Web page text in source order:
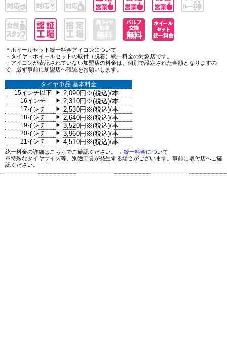
＊ホイールセット統一料金アイコンについて
・タイヤ・ホイールセットの取付（脱着）統一料金の対象店です。
・アイコンが表記されていない加盟店の料金は、個別で設定された金額となりますの
で、必ず事前に加盟店へ確認をお願いします。
タイヤ単品 基本料金
15インチ以下
▶ 2,090円※(税込)/本
16インチ ▶ 2,310円※(税込)/本
17インチ ▶ 2,530円※(税込)/本
18インチ ▶ 2,640円※(税込)/本
19インチ ▶ 3,520円※(税込)/本
20インチ ▶ 3,960円※(税込)/本
21インチ ▶ 4,510円※(税込)/本
統一料金の詳細はこちらでご確認ください。→ 統一料金について
※特殊なタイヤサイズ等、別途工賃が発生する場合がございます。事前に取付店へご確
認ください。